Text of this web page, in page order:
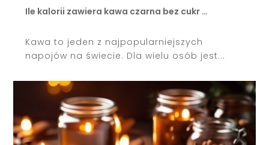
Ile kalorii zawiera kawa czarna bez cukr …
Kawa to jeden z najpopularniejszych
napojów na świecie. Dla wielu osób jest...